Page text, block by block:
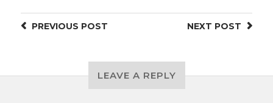
NEXT POST
PREVIOUS POST
LEAVE A REPLY